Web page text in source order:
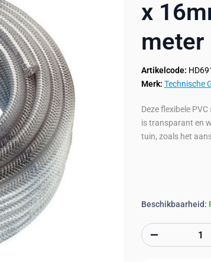
x
meter
Artikelcode:
Merk: Technische
Deze flexibele
is transparant en
tuin, zoals het
Beschikbaarheid: